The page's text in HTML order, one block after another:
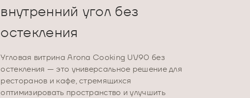
внутренний угол без
остекления
Угловая витрина Arona Cooking UV90 без
остекления — это универсальное решение для
ресторанов и кафе, стремящихся
оптимизировать пространство и улучшить